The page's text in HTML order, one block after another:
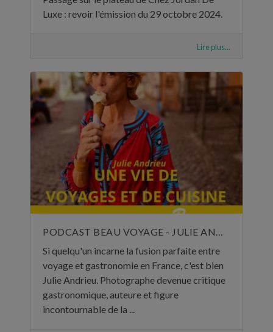
Luxe : revoir l'émission du 29 octobre 2024.
Lire plus...
Si quelqu'un incarne la fusion parfaite entre
voyage et gastronomie en France, c'est bien
Julie Andrieu. Photographe devenue critique
gastronomique, auteure et figure
incontournable de la ...